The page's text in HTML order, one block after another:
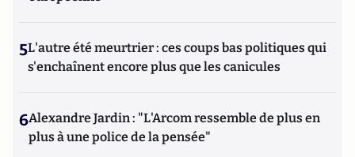
5L'autre été meurtrier : ces coups bas politiques qui
s'enchaînent encore plus que les canicules
6Alexandre Jardin : "L'Arcom ressemble de plus en
plus à une police de la pensée"